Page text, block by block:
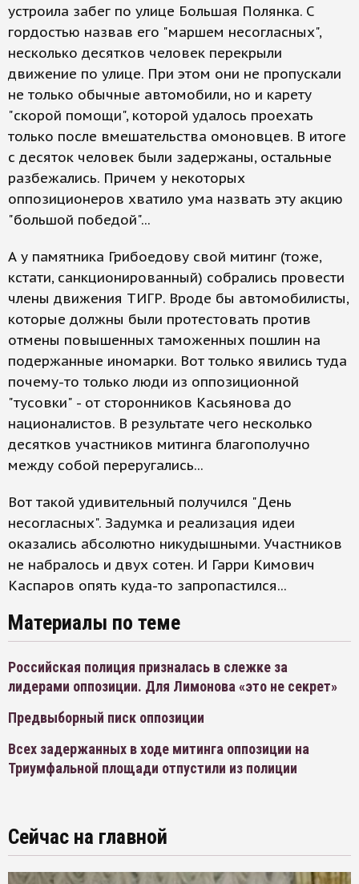
устроила забег по улице Большая Полянка. С
гордостью назвав его "маршем несогласных",
несколько десятков человек перекрыли
движение по улице. При этом они не пропускали
не только обычные автомобили, но и карету
"скорой помощи", которой удалось проехать
только после вмешательства омоновцев. В итоге
с десяток человек были задержаны, остальные
разбежались. Причем у некоторых
оппозиционеров хватило ума назвать эту акцию
"большой победой"...
А у памятника Грибоедову свой митинг (тоже,
кстати, санкционированный) собрались провести
члены движения ТИГР. Вроде бы автомобилисты,
которые должны были протестовать против
отмены повышенных таможенных пошлин на
подержанные иномарки. Вот только явились туда
почему-то только люди из оппозиционной
"тусовки" - от сторонников Касьянова до
националистов. В результате чего несколько
десятков участников митинга благополучно
между собой переругались...
Вот такой удивительный получился "День
несогласных". Задумка и реализация идеи
оказались абсолютно никудышными. Участников
не набралось и двух сотен. И Гарри Кимович
Каспаров опять куда-то запропастился...
Материалы по теме
Российская полиция призналась в слежке за
лидерами оппозиции. Для Лимонова «это не секрет»
Предвыборный писк оппозиции
Всех задержанных в ходе митинга оппозиции на
Триумфальной площади отпустили из полиции
Сейчас на главной